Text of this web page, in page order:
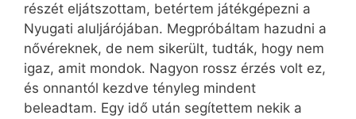
részét eljátszottam, betértem játékgépezni a
Nyugati aluljárójában. Megpróbáltam hazudni a
nővéreknek, de nem sikerült, tudták, hogy nem
igaz, amit mondok. Nagyon rossz érzés volt ez,
és onnantól kezdve tényleg mindent
beleadtam. Egy idő után segítettem nekik a